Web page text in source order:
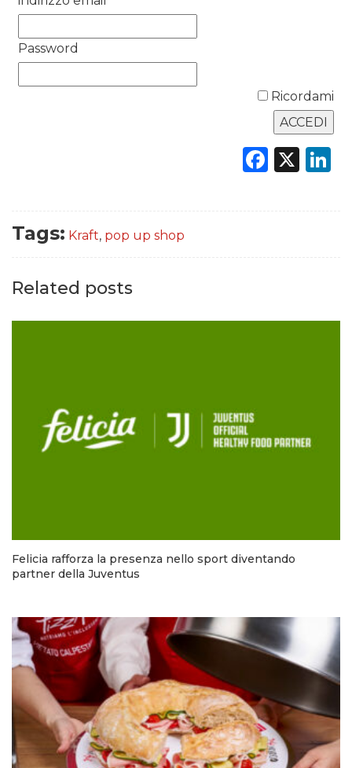
Password
Ricordami
X
Tags: Kraft, pop up shop
Related posts
Felicia rafforza la presenza nello sport diventando
partner della Juventus